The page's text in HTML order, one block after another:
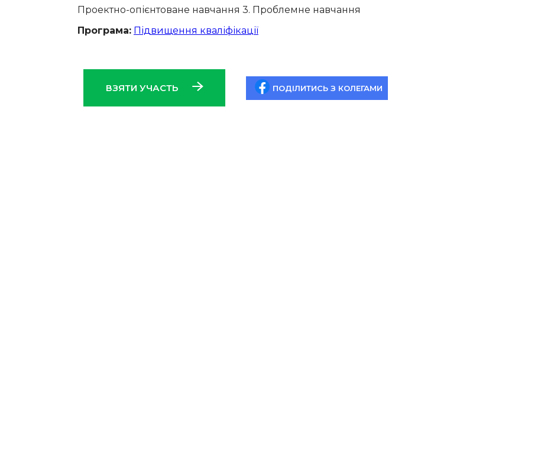
Проектно-опієнтоване навчання 3. Проблемне навчання
Програма: Підвищення кваліфікації
ВЗЯТИ УЧАСТЬ ПОДІЛИТИСЬ З КОЛЕГАМИ